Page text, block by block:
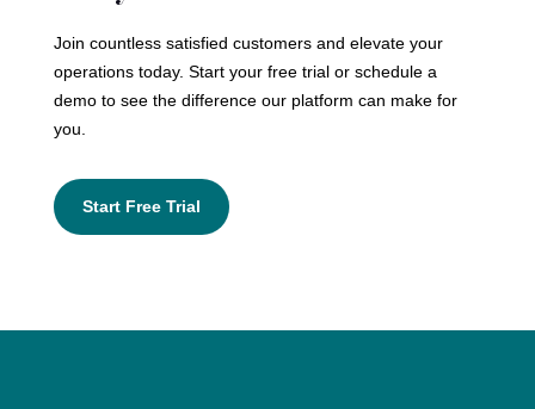
Join countless satisfied customers and elevate your
operations today. Start your free trial or schedule a
demo to see the difference our platform can make for
you.
Start Free Trial